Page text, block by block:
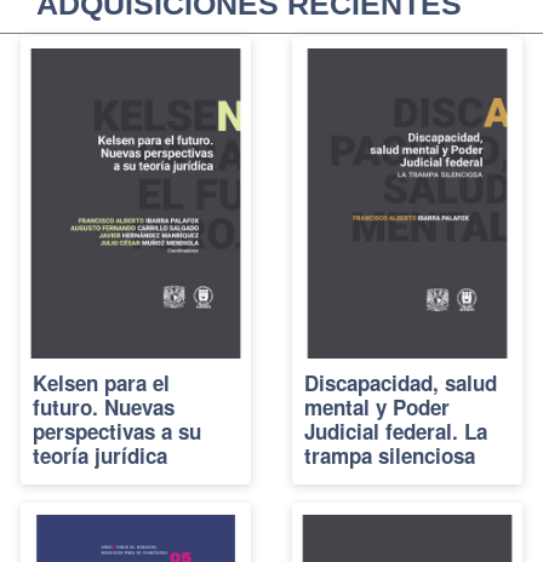
Kelsen para el
futuro. Nuevas
perspectivas a su
teoría jurídica
Discapacidad, salud
mental y Poder
Judicial federal. La
trampa silenciosa